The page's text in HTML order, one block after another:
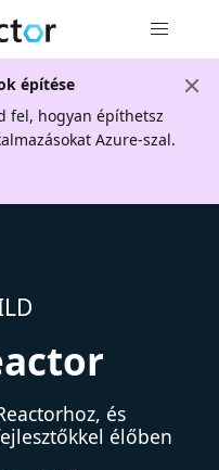
építése
fel, hogyan építhetsz
Azure-szal.
és
élőben